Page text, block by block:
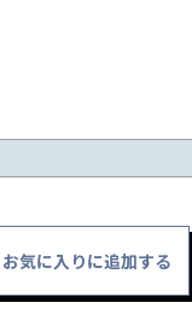
お気に入りに追加する